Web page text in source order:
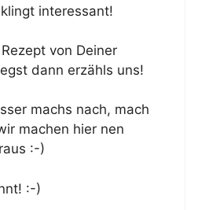
interessant!
von Deiner
dann erzähls uns!
machs nach, mach
machen hier nen
:-)
:-)